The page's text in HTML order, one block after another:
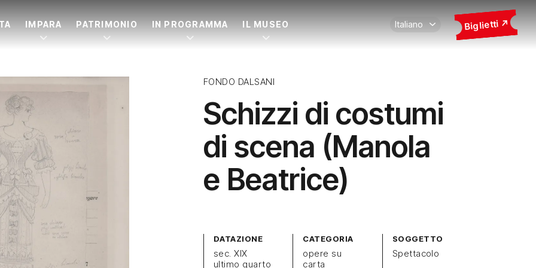
IMPARA PATRIMONIO IN PROGRAMMA IL MUSEO Biglietti
FONDO DALSANI
Schizzi di costumi
di scena (Manola
e Beatrice)
DATAZIONE
sec. XIX
ultimo quarto
CATEGORIA
opere su
carta
SOGGETTO
Spettacolo